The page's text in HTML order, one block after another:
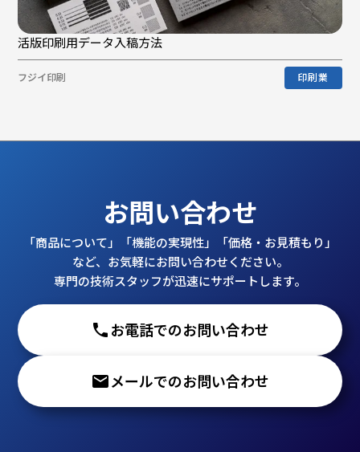
活版印刷用データ入稿方法
フジイ印刷 印刷業
お問い合わせ
「商品について」「機能の実現性」「価格・お見積もり」
など、お気軽にお問い合わせください。
専門の技術スタッフが迅速にサポートします。
phone お電話でのお問い合わせ
emailメールでのお問い合わせ